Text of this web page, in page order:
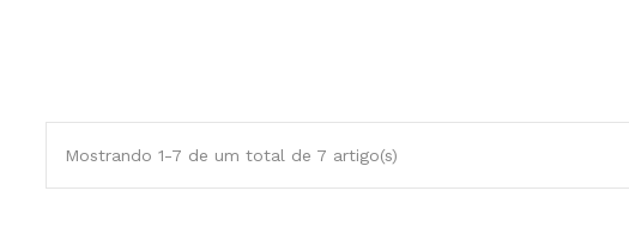
Mostrando 1-7 de um total de 7 artigo(s)